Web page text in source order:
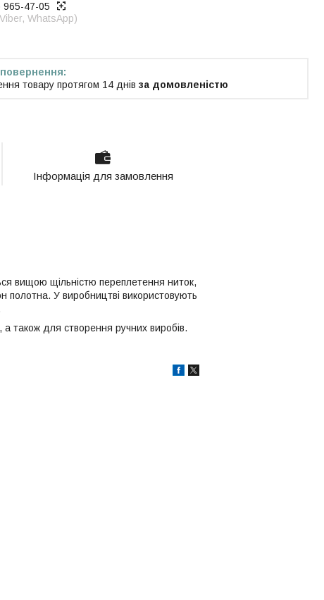
965-47-05
WhatsApp)
товару протягом 14 днів за домовленістю
Інформація для замовлення
вищою щільністю переплетення ниток,
У виробництві використовують
також для створення ручних виробів.